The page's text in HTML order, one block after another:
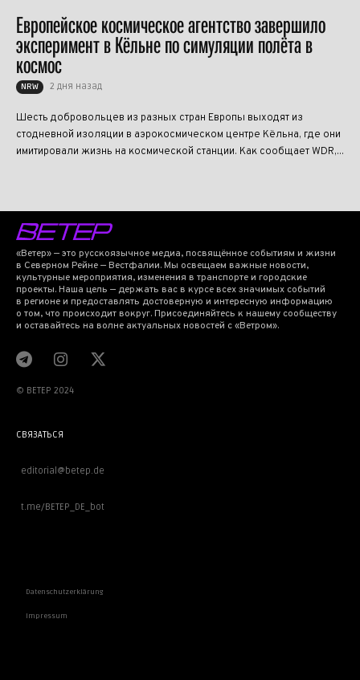
Европейское космическое агентство завершило
эксперимент в Кёльне по симуляции полёта в
космос
NRW 2 дня назад
Шесть добровольцев из разных стран Европы выходят из
стодневной изоляции в аэрокосмическом центре Кёльна, где они
имитировали жизнь на космической станции. Как сообщает WDR,...
«Ветер» — это русскоязычное медиа, посвящённое событиям и жизни
в Северном Рейне — Вестфалии. Мы освещаем важные новости,
культурные мероприятия, изменения в транспорте и городские
проекты. Наша цель — держать вас в курсе всех значимых событий
в регионе и предоставлять достоверную и интересную информацию
о том, что происходит вокруг. Присоединяйтесь к нашему сообществу
и оставайтесь на волне актуальных новостей с «Ветром».
© BETEP 2024
СВЯЗАТЬСЯ
editorial@betep.de
t.me/BETEP_DE_bot
Datenschutzerklärung
Impressum